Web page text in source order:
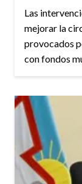
Las
mejorar la
provocados
con fondos